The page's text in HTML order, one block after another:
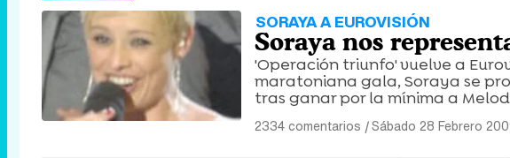
SORAYA A EUROVISIÓN
Soraya nos
'Operación triunfo' vuelve a
maratoniana gala, Soraya se
tras ganar por la mínima a
2334 comentarios |Sábado 28 Febrero